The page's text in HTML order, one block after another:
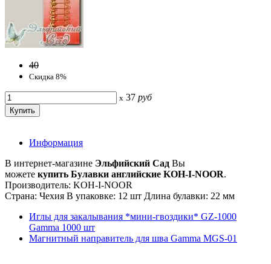
40
Скидка 8%
x 37 руб
Информация
В интернет-магазине Эльфийский Сад Вы
можете купить Булавки английские KOH-I-NOOR.
Производитель: KOH-I-NOOR
Страна: Чехия В упаковке: 12 шт Длина булавки: 22 мм
Иглы для закалывания *мини-гвоздики* GZ-1000
Gamma 1000 шт
Магнитный направитель для шва Gamma MGS-01